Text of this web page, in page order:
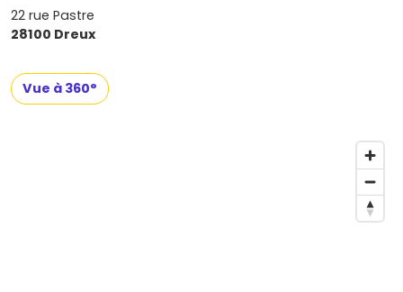
22 rue Pastre
28100 Dreux
Vue à 360°